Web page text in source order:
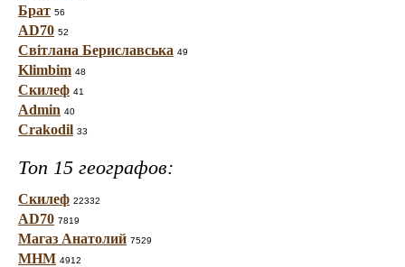
Брат 56
AD70 52
Світлана Бериславська 49
Klimbim 48
Скилеф 41
Admin 40
Crakodil 33
Топ 15 географов:
Скилеф 22332
AD70 7819
Магаз Анатолий 7529
МНМ 4912